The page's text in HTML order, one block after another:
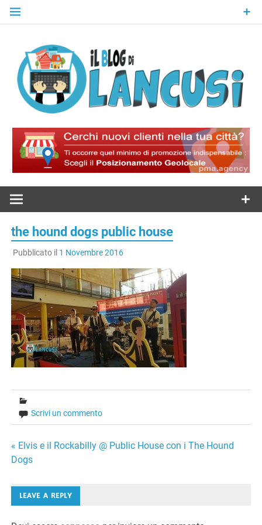
Skip
Il Blog Di
Lancusi
the hound dogs public house
Pubblicato il 1 Novembre 2016
Scrivi un commento
Navigazione
« Elvis e il Rockabilly @ Public House con i The Hound
Dogs
LEAVE A REPLY